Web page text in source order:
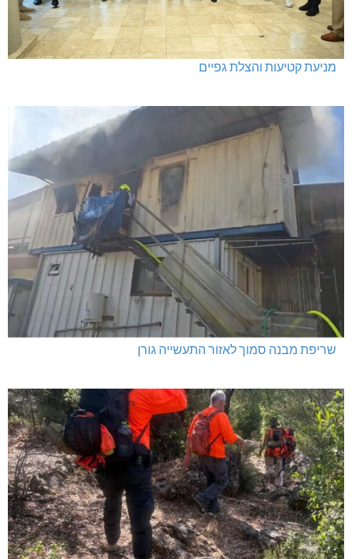
מניעת קטיעות והצלת גפיים
שריפת מבנה סמוך לאזור התעשייה גורן